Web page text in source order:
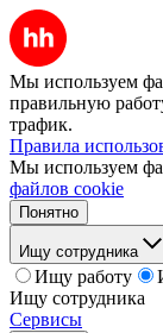
Мы используем
правильную
трафик.
Правила
Мы используем
файлов cookie
Понятно
Ищу сотрудника
Ищу работу
Ищу сотрудника
Сервисы